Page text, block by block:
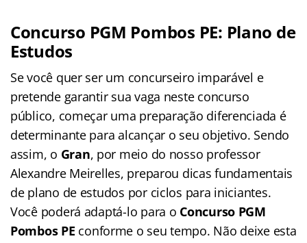
Concurso PGM Pombos PE: Plano de
Estudos
Se você quer ser um concurseiro imparável e
pretende garantir sua vaga neste concurso
público, começar uma preparação diferenciada é
determinante para alcançar o seu objetivo. Sendo
assim, o Gran, por meio do nosso professor
Alexandre Meirelles, preparou dicas fundamentais
de plano de estudos por ciclos para iniciantes.
Você poderá adaptá-lo para o Concurso PGM
Pombos PE conforme o seu tempo. Não deixe esta